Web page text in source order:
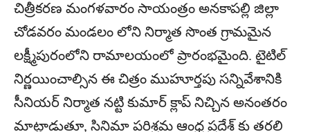
చిత్రీకరణ మంగళవారం సాయంత్రం అనకాపల్లి జిల్లా
చోడవరం మండలం లోని నిర్మాత సొంత గ్రామమైన
లక్ష్మీపురంలోని రామాలయంలో ప్రారంభమైంది. టైటిల్
నిర్ణయించాల్సిన ఈ చిత్రం ముహూర్తపు సన్నివేశానికి
సీనియర్ నిర్మాత నట్టి కుమార్ క్లాప్ నిచ్చిన అనంతరం
మాట్లాడుతూ, సినిమా పరిశ్రమ ఆంధ్ర ప్రదేశ్ కు తరలి